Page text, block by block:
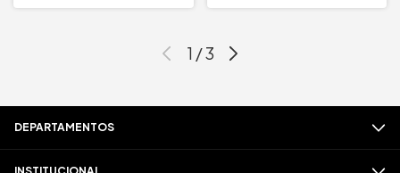
1 /3
DEPARTAMENTOS
INSTITUCIONAL